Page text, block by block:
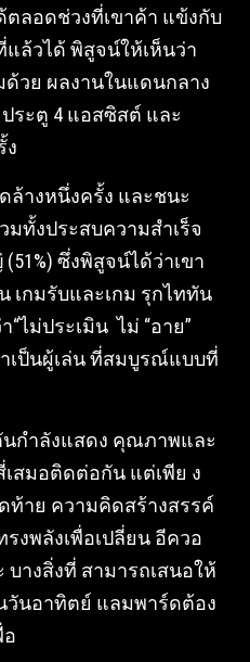
ตลอดช่วงที่เขาค้า แข้งกับ
แล้วได้ พิสูจน์ให้เห็นว่า
วย ผลงานในแดนกลาง
ประตู 4 แอสซิสต์ และ
ง
ล้างหนึ่งครั้ง และชนะ
มทั้งประสบความสำเร็จ
ซึ่งพิสูจน์ได้ว่าเขา
กมรับและเกม รุกไททัน
ไม่ประเมิน ไม่ “อาย”
เป็นผู้เล่น ที่สมบูรณ์แบบที่
นกำลังแสดง คุณภาพและ
สมอติดต่อกัน แต่เพีย ง
ท้าย ความคิดสร้างสรรค์
งพลังเพื่อเปลี่ยน อีควอ
บางสิ่งที่ สามารถเสนอให้
วันอาทิตย์ แลมพาร์ดต้อง
อ